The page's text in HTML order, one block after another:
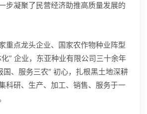
步凝聚了民营经济助推高质量发展的
重点龙头企业、国家农作物种业阵型
” 企业，东亚种业有限公司三十余年
国、服务三农” 初心，扎根黑土地深耕
科研、生产、加工、销售、服务于一